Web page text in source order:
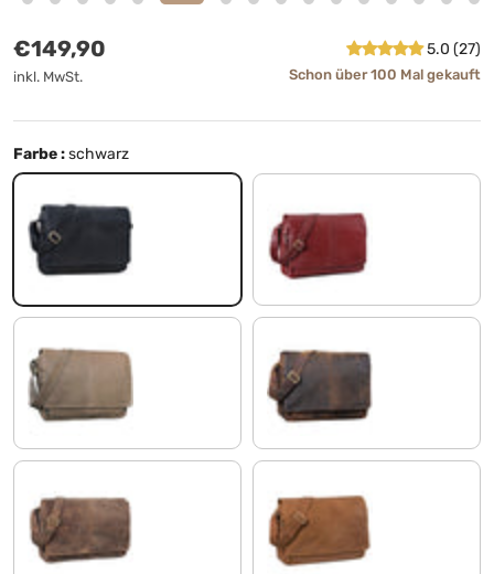
Normaler Preis
€149,90
inkl. MwSt.
5.0 (27)
Schon über 100 Mal gekauft
Farbe :schwarz
schwarz rot - braun
grau - braun colorado - braun
morino - braun modena - braun